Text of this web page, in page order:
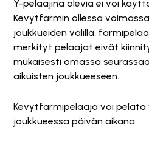
Y-pelaajina olevia ei voi
Kevytfarmin ollessa
joukkueiden välillä,
merkityt pelaajat eivät
mukaisesti omassa
aikuisten joukkueeseen.
Kevytfarmipelaaja voi pelata
joukkueessa päivän aikana.